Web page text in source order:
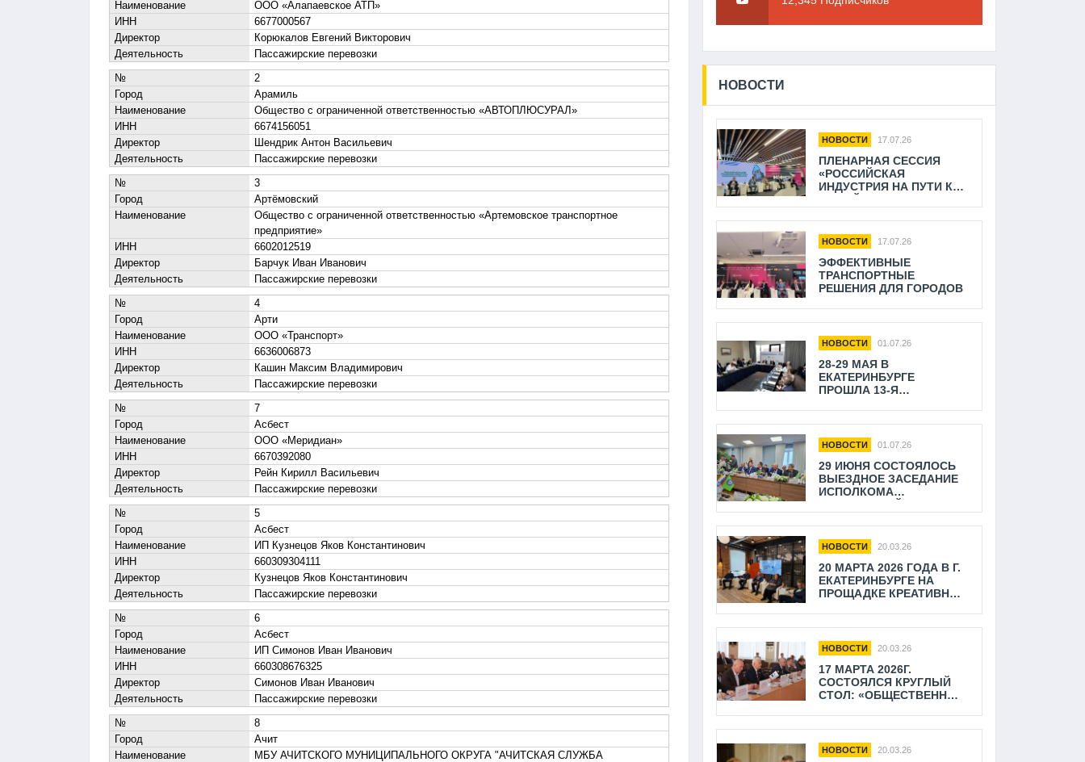
Наименование
ООО «Алапаевское АТП»
ИНН
6677000567
Директор
Корюкалов Евгений Викторович
Деятельность
Пассажирские перевозки
№
2
Город
Арамиль
Наименование
Общество с ограниченной ответственностью «АВТОПЛЮСУРАЛ»
ИНН
6674156051
Директор
Шендрик Антон Васильевич
Деятельность
Пассажирские перевозки
№
3
Город
Артёмовский
Наименование
Общество с ограниченной ответственностью «Артемовское транспортное
предприятие»
ИНН
6602012519
Директор
Барчук Иван Иванович
Деятельность
Пассажирские перевозки
№
4
Город
Арти
Наименование
ООО «Транспорт»
ИНН
6636006873
Директор
Кашин Максим Владимирович
Деятельность
Пассажирские перевозки
№
7
Город
Асбест
Наименование
ООО «Меридиан»
ИНН
6670392080
Директор
Рейн Кирилл Васильевич
Деятельность
Пассажирские перевозки
№
5
Город
Асбест
Наименование
ИП Кузнецов Яков Константинович
ИНН
660309304111
Директор
Кузнецов Яков Константинович
Деятельность
Пассажирские перевозки
№
6
Город
Асбест
Наименование
ИП Симонов Иван Иванович
ИНН
660308676325
Директор
Симонов Иван Иванович
Деятельность
Пассажирские перевозки
№
8
Город
Ачит
Наименование
МБУ АЧИТСКОГО МУНИЦИПАЛЬНОГО ОКРУГА "АЧИТСКАЯ СЛУЖБА
НОВОСТИ
НОВОСТИ 17.07.26
ПЛЕНАРНАЯ СЕССИЯ
«РОССИЙСКАЯ
ИНДУСТРИЯ НА ПУТИ К
НОВОСТИ 17.07.26
ЭФФЕКТИВНЫЕ
ТРАНСПОРТНЫЕ
РЕШЕНИЯ ДЛЯ ГОРОДОВ
НОВОСТИ 01.07.26
28-29 МАЯ В
ЕКАТЕРИНБУРГЕ
ПРОШЛА 13-Я
«СОВРЕМЕННОЕ ТАКСИ»
НОВОСТИ 01.07.26
29 ИЮНЯ СОСТОЯЛОСЬ
ВЫЕЗДНОЕ ЗАСЕДАНИЕ
ИСПОЛКОМА
СОЮЗА РАБОТНИКОВ
АВТОМОБИЛЬНОГО
ТРАНСПОРТА И
ДОРОЖНОГО ХОЗЯЙСТВА
В УФО
НОВОСТИ 20.03.26
20 МАРТА 2026 ГОДА В Г.
ЕКАТЕРИНБУРГЕ НА
ПРОЩАДКЕ КРЕАТИВНЫЙ
ИНВЕСТИЦИОНОГО
ФОРУМА "БОЛЬШОЙ
ОТКРЫТЫЙ
ДИАЛОГ" СОСТОЯЛАСЬ С
ЕССИЯ НА ТЕМУ
«ТРАНСПОРТНОЕ
НОВОСТИ 20.03.26
17 МАРТА 2026Г.
СОСТОЯЛСЯ КРУГЛЫЙ
СТОЛ: «ОБЩЕСТВЕННЫЙ
КАМЕНСК-УРАЛЬСКИЙ
НОВОСТИ 20.03.26